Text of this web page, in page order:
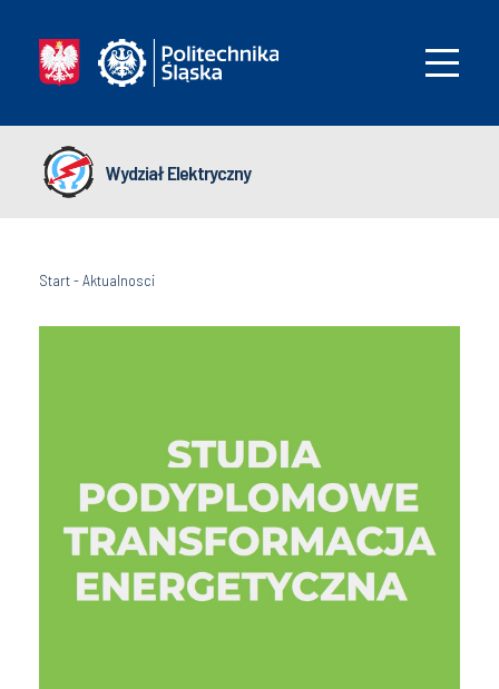
Wydział Elektryczny
Start-Aktualnosci